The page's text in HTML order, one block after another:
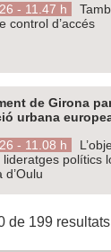
- 11.47 h
control d’accés
de Girona
urbana
- 11.08 h
lideratges polítics
d’Oulu
de 199